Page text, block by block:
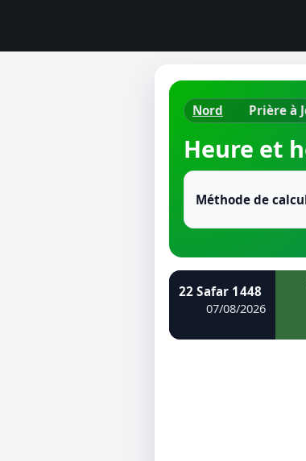
Nord Prière à
Heure et
Méthode de
22 Safar 1448
07/08/2026